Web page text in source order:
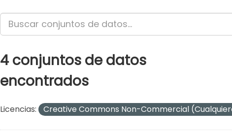
4 conjuntos de datos
encontrados
Licencias: Creative Commons Non-Commercial